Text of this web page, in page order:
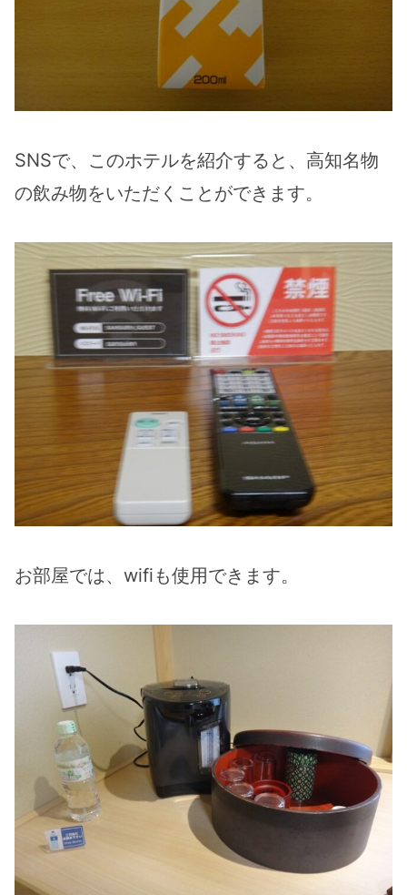
SNSで、このホテルを紹介すると、高知名物
の飲み物をいただくことができます。
お部屋では、wifiも使用できます。